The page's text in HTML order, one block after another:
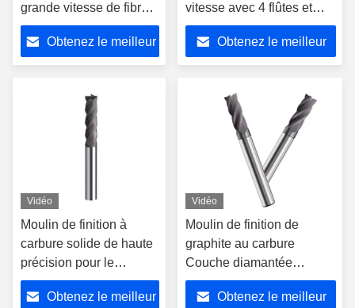
grande vitesse de fibres
de graphite
Obtenez le meilleur
vitesse avec 4 flûtes et
revêtement en diamant
Obtenez le meilleur
Vidéo
Moulin de finition à
carbure solide de haute
précision pour le
graphite en acier au
tungstène
Obtenez le meilleur
Vidéo
Moulin de finition de
graphite au carbure
Couche diamantée
Fraiseuse pour céramique
en fibre de carbone au
Obtenez le meilleur